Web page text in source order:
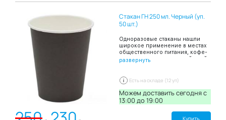
Стакан ГН 250 мл. Черный (уп.
50 шт.)
Одноразовые стаканы нашли
широкое применение в местах
общественного питания, кофе-
шопов, киосков с уличной едой,
домашних условиях, выездов на
пикники. Стакан бумажный
емкостью в 300 мл
предназначен для подачи
горячего чая, кофе, горячего
шоколада, газированных
развернуть
Есть на складе (12 уп)
Можем доставить сегодня c
13:00 до 19:00
Купить